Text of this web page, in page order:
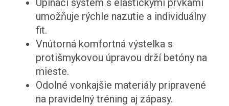
Upínací systém s elastickými prvkami
umožňuje rýchle nazutie a individuálny
fit.
Vnútorná komfortná výstelka s
protišmykovou úpravou drží betóny na
mieste.
Odolné vonkajšie materiály pripravené
na pravidelný tréning aj zápasy.